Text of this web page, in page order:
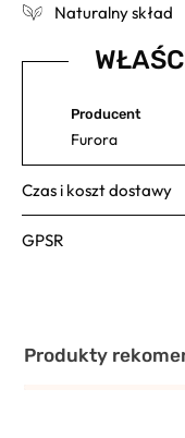
Naturalny skład
Producent
Furora
Czas i koszt dostawy
GPSR
Produkty